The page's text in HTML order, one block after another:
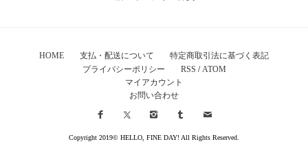
HOME 支払・配送について
特定商取引法に基づく表記
プライバシーポリシー
RSS / ATOM
マイアカウント
お問い合わせ
Copyright 2019© HELLO, FINE DAY! All Rights Reserved.